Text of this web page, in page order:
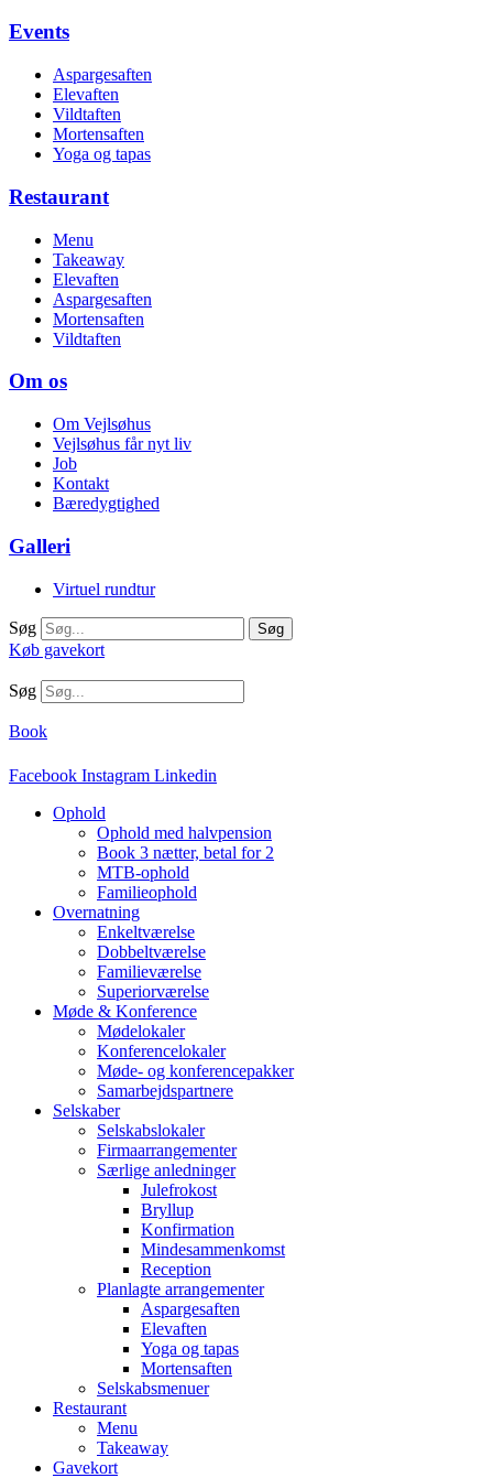
Events
Aspargesaften
Elevaften
Vildtaften
Mortensaften
Yoga og tapas
Restaurant
Menu
Takeaway
Elevaften
Aspargesaften
Mortensaften
Vildtaften
Om os
Om Vejlsøhus
Vejlsøhus får nyt liv
Job
Kontakt
Bæredygtighed
Galleri
Virtuel rundtur
Søg Søg
Køb gavekort
Søg
Book
Facebook Instagram Linkedin
Ophold
Ophold med halvpension
Book 3 nætter, betal for 2
MTB-ophold
Familie­ophold
Overnatning
Enkeltværelse
Dobbelt­værelse
Familie­værelse
Superiorværelse
Møde & Konference
Mødelokaler
Konference­lokaler
Møde- og konferencepakker
Samarbejdspartnere
Selskaber
Selskabslokaler
Firmaarrangementer
Særlige anledninger
Julefrokost
Bryllup
Konfirmation
Mindesammenkomst
Reception
Planlagte arrangementer
Aspargesaften
Elevaften
Yoga og tapas
Mortensaften
Selskabsmenuer
Restaurant
Menu
Takeaway
Gavekort